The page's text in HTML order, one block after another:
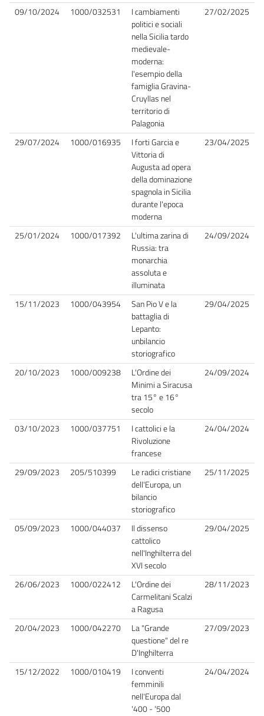
09/10/2024 1000/032531
I cambiamenti
politici e sociali
nella Sicilia tardo
medievale-
moderna:
l'esempio della
famiglia Gravina-
Cruyllas nel
territorio di
Palagonia
27/02/2025
29/07/2024 1000/016935
I forti Garcia e
Vittoria di
Augusta ad opera
della dominazione
spagnola in Sicilia
durante l'epoca
moderna
23/04/2025
25/01/2024 1000/017392
L'ultima zarina di
Russia: tra
monarchia
assoluta e
illuminata
24/09/2024
15/11/2023 1000/043954
San Pio V e la
battaglia di
Lepanto:
unbilancio
storiografico
29/04/2025
20/10/2023 1000/009238
L'Ordine dei
Minimi a Siracusa
tra 15° e 16°
secolo
24/09/2024
03/10/2023 1000/037751
I cattolici e la
Rivoluzione
francese
24/04/2024
29/09/2023 205/510399
Le radici cristiane
dell'Europa, un
bilancio
storiografico
25/11/2025
05/09/2023 1000/044037
Il dissenso
cattolico
nell'Inghilterra del
XVI secolo
29/04/2025
26/06/2023 1000/022412
L'Ordine dei
Carmelitani Scalzi
a Ragusa
28/11/2023
20/04/2023 1000/042270
La "Grande
questione" del re
D'Inghilterra
27/09/2023
15/12/2022 1000/010419
I conventi
femminili
nell'Europa dal
'400 - '500
24/04/2024